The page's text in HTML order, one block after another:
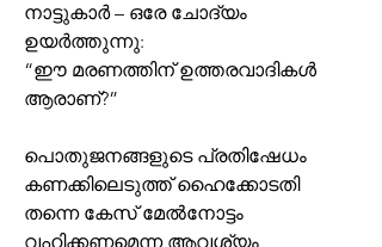
നാട്ടുകാർ – ഒരേ ചോദ്യം
ഉയർത്തുന്നു:
“ഈ മരണത്തിന് ഉത്തരവാദികൾ
ആരാണ്?”
പൊതുജനങ്ങളുടെ പ്രതിഷേധം
കണക്കിലെടുത്ത് ഹൈക്കോടതി
തന്നെ കേസ് മേൽനോട്ടം
വഹിക്കണമെന്ന ആവശ്യം